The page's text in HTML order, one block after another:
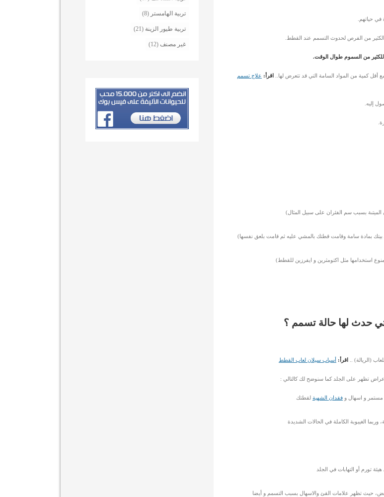
حياتهم.
من الفرص لحدوث التسمم عند القطط.
من السموم طوال الوقت.
كمية من المواد السامة التي قد تتعرض لها.. اقرأ: علاج تسمم
إليه.
بسبب سم الفئران على سبيل المثال)
بمادة سامة وقامت قطتك بالمشي عليه ثم قامت بلعق نفسها)
استخدامها مثل اكتومثرين و ايفرزين للقطط)
حدث لها حالة تسمم ؟
(الريالة) .. اقرأ: أسباب سيلان لعاب القطط
تظهر على الجلد كما سنوضح لك كالتالي :
مستمر و اسهال و فقدان الشهية لقطتك
الغيبوبة الكاملة في الحالات الشديدة
تورم أو التهابات في الجلد
حيث تظهر علامات القئ والاسهال بسبب التسمم و أيضا
تربية الهامستر (8)
تربية طيور الزينة (21)
غير مصنف (12)